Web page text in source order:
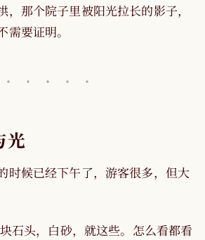
，那个院子里被阳光拉长的影子，
要证明。
光
时候已经下午了，游客很多，但大
石头，白砂，就这些。怎么看都看